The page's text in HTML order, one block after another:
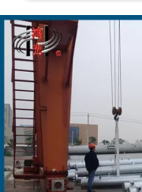
NACHRICHTEN
FORDERN
SIE EIN
ZITAT